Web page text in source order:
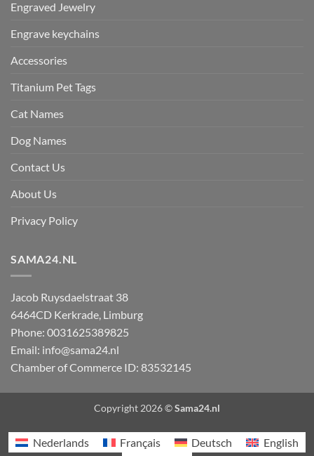
Engraved Jewelry
Engrave keychains
Accessories
Titanium Pet Tags
Cat Names
Dog Names
Contact Us
About Us
Privacy Policy
SAMA24.NL
Jacob Ruysdaelstraat 38
6464CD Kerkrade, Limburg
Phone: 0031625389825
Email: info@sama24.nl
Chamber of Commerce ID: 83532145
Copyright 2026 ©Sama24.nl
Nederlands Français Deutsch English